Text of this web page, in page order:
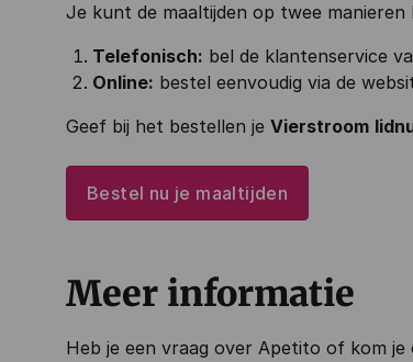
Je kunt de maaltijden op twee manieren
Telefonisch: bel de klantenservice
Online: bestel eenvoudig via de
Geef bij het bestellen je Vierstroom
Bestel nu je maaltijden
Meer informatie
Heb je een vraag over Apetito of kom